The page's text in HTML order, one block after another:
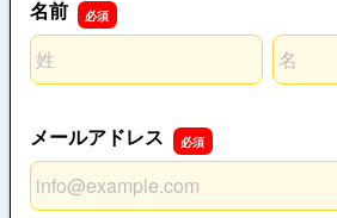
名前
名前の姓
名前の名
メールアドレス
メールアドレス